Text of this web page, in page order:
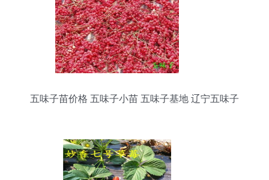
五味子苗价格 五味子小苗 五味子基地 辽宁五味子